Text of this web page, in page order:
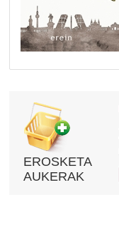
EROSKETA
AUKERAK